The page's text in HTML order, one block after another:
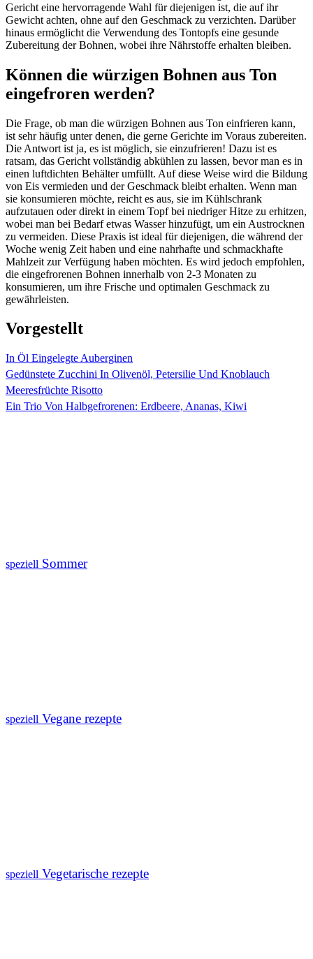
Gericht eine hervorragende Wahl für diejenigen ist, die auf ihr
Gewicht achten, ohne auf den Geschmack zu verzichten. Darüber
hinaus ermöglicht die Verwendung des Tontopfs eine gesunde
Zubereitung der Bohnen, wobei ihre Nährstoffe erhalten bleiben.
Können die würzigen Bohnen aus Ton
eingefroren werden?
Die Frage, ob man die würzigen Bohnen aus Ton einfrieren kann,
ist sehr häufig unter denen, die gerne Gerichte im Voraus zubereiten.
Die Antwort ist ja, es ist möglich, sie einzufrieren! Dazu ist es
ratsam, das Gericht vollständig abkühlen zu lassen, bevor man es in
einen luftdichten Behälter umfüllt. Auf diese Weise wird die Bildung
von Eis vermieden und der Geschmack bleibt erhalten. Wenn man
sie konsumieren möchte, reicht es aus, sie im Kühlschrank
aufzutauen oder direkt in einem Topf bei niedriger Hitze zu erhitzen,
wobei man bei Bedarf etwas Wasser hinzufügt, um ein Austrocknen
zu vermeiden. Diese Praxis ist ideal für diejenigen, die während der
Woche wenig Zeit haben und eine nahrhafte und schmackhafte
Mahlzeit zur Verfügung haben möchten. Es wird jedoch empfohlen,
die eingefrorenen Bohnen innerhalb von 2-3 Monaten zu
konsumieren, um ihre Frische und optimalen Geschmack zu
gewährleisten.
Vorgestellt
In Öl Eingelegte Auberginen
Gedünstete Zucchini In Olivenöl, Petersilie Und Knoblauch
Meeresfrüchte Risotto
Ein Trio Von Halbgefrorenen: Erdbeere, Ananas, Kiwi
speziell Sommer
speziell Vegane rezepte
speziell Vegetarische rezepte